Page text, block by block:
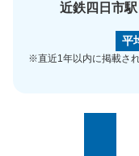
近鉄四日市駅
平
※直近1年以内に掲載さ